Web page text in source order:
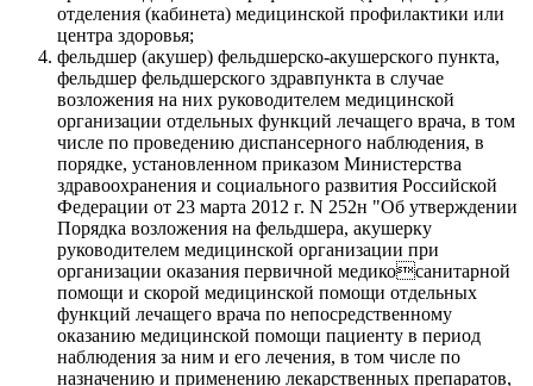
отделения (кабинета) медицинской профилактики или
центра здоровья;
фельдшер (акушер) фельдшерско-акушерского пункта,
фельдшер фельдшерского здравпункта в случае
возложения на них руководителем медицинской
организации отдельных функций лечащего врача, в том
числе по проведению диспансерного наблюдения, в
порядке, установленном приказом Министерства
здравоохранения и социального развития Российской
Федерации от 23 марта 2012 г. N 252н "Об утверждении
Порядка возложения на фельдшера, акушерку
руководителем медицинской организации при
организации оказания первичной медикосанитарной
помощи и скорой медицинской помощи отдельных
функций лечащего врача по непосредственному
оказанию медицинской помощи пациенту в период
наблюдения за ним и его лечения, в том числе по
назначению и применению лекарственных препаратов,